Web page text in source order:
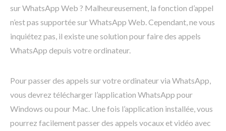
sur WhatsApp Web ? Malheureusement, la fonction d’appel
n’est pas supportée sur WhatsApp Web. Cependant, ne vous
inquiétez pas, il existe une solution pour faire des appels
WhatsApp depuis votre ordinateur.
Pour passer des appels sur votre ordinateur via WhatsApp,
vous devrez télécharger l’application WhatsApp pour
Windows ou pour Mac. Une fois l’application installée, vous
pourrez facilement passer des appels vocaux et vidéo avec